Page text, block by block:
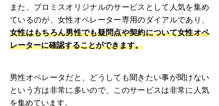
また、プロミスオリジナルのサービスとして人気を集め
ているのが、女性オペレーター専用のダイアルであり、
女性はもちろん男性でも疑問点や契約について女性オペ
レーターに確認することができます。
男性オペレータだと、どうしても聞きたい事が聞けない
という方は非常に多いので、このサービスは非常に人気
を集めています。